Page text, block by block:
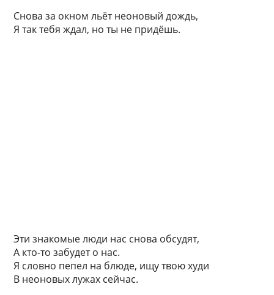
Снова за окном льёт неоновый дождь,
Я так тебя ждал, но ты не придёшь.
Эти знакомые люди нас снова обсудят,
А кто-то забудет о нас.
Я словно пепел на блюде, ищу твою худи
В неоновых лужах сейчас.